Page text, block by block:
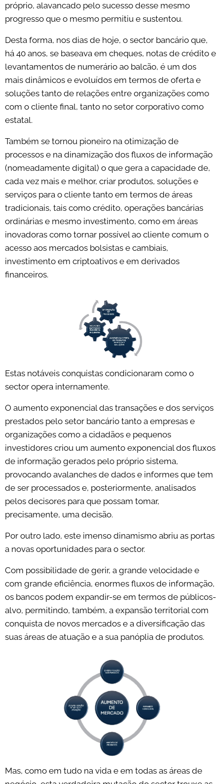
próprio, alavancado pelo sucesso desse mesmo
progresso que o mesmo permitiu e sustentou.
Desta forma, nos dias de hoje, o sector bancário que,
há 40 anos, se baseava em cheques, notas de crédito e
levantamentos de numerário ao balcão, é um dos
mais dinâmicos e evoluídos em termos de oferta e
soluções tanto de relações entre organizações como
com o cliente final, tanto no setor corporativo como
estatal.
Também se tornou pioneiro na otimização de
processos e na dinamização dos fluxos de informação
(nomeadamente digital) o que gera a capacidade de,
cada vez mais e melhor, criar produtos, soluções e
serviços para o cliente tanto em termos de áreas
tradicionais, tais como crédito, operações bancárias
ordinárias e mesmo investimento, como em áreas
inovadoras como tornar possível ao cliente comum o
acesso aos mercados bolsistas e cambiais,
investimento em criptoativos e em derivados
financeiros.
Estas notáveis conquistas condicionaram como o
sector opera internamente.
O aumento exponencial das transações e dos serviços
prestados pelo setor bancário tanto a empresas e
organizações como a cidadãos e pequenos
investidores criou um aumento exponencial dos fluxos
de informação gerados pelo próprio sistema,
provocando avalanches de dados e informes que tem
de ser processados e, posteriormente, analisados
pelos decisores para que possam tomar,
precisamente, uma decisão.
Por outro lado, este imenso dinamismo abriu as portas
a novas oportunidades para o sector.
Com possibilidade de gerir, a grande velocidade e
com grande eficiência, enormes fluxos de informação,
os bancos podem expandir-se em termos de públicos-
alvo, permitindo, também, a expansão territorial com
conquista de novos mercados e a diversificação das
suas áreas de atuação e a sua panóplia de produtos.
Mas, como em tudo na vida e em todas as áreas de